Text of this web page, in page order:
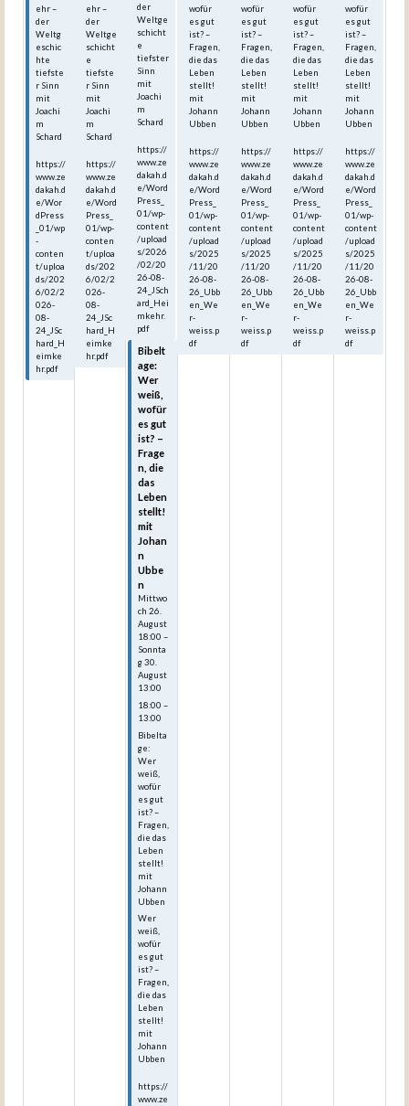
ehr –
der
Weltg
eschic
hte
tiefste
r Sinn
mit
Joachi
m
Schard
https://
www.ze
dakah.d
e/Wor
dPress
_01/wp
-
conten
t/uploa
ds/202
6/02/2
026-
08-
24_JSc
hard_H
eimke
hr.pdf
ehr –
der
Weltge
schicht
e
tiefste
r Sinn
mit
Joachi
m
Schard
https://
www.ze
dakah.d
e/Word
Press_
01/wp-
conten
t/uploa
ds/202
6/02/2
026-
08-
24_JSc
hard_H
eimke
hr.pdf
der
Weltge
schicht
e
tiefster
Sinn
mit
Joachi
m
Schard
https://
www.ze
dakah.d
e/Word
Press_
01/wp-
content
/upload
s/2026
/02/20
26-08-
24_JSch
ard_Hei
mkehr.
pdf
Bibelt
age:
Wer
weiß,
wofür
es gut
ist? –
Frage
n, die
das
Leben
stellt!
mit
Johan
n
Ubbe
n
Mittwo
ch 26.
August
18:00 –
Sonnta
g30.
August
13:00
18:00 –
13:00
Bibelta
ge:
Wer
weiß,
wofür
es gut
ist? –
Fragen,
die das
Leben
stellt!
mit
Johann
Ubben
Wer
weiß,
wofür
es gut
ist? –
Fragen,
die das
Leben
stellt!
mit
Johann
Ubben
https://
www.ze
wofür
es gut
ist? –
Fragen,
die das
Leben
stellt!
mit
Johann
Ubben
https://
www.ze
dakah.d
e/Word
Press_
01/wp-
content
/upload
s/2025
/11/20
26-08-
26_Ubb
en_We
r-
weiss.p
df
wofür
es gut
ist? –
Fragen,
die das
Leben
stellt!
mit
Johann
Ubben
https://
www.ze
dakah.d
e/Word
Press_
01/wp-
content
/upload
s/2025
/11/20
26-08-
26_Ubb
en_We
r-
weiss.p
df
wofür
es gut
ist? –
Fragen,
die das
Leben
stellt!
mit
Johann
Ubben
https://
www.ze
dakah.d
e/Word
Press_
01/wp-
content
/upload
s/2025
/11/20
26-08-
26_Ubb
en_We
r-
weiss.p
df
wofür
es gut
ist? –
Fragen,
die das
Leben
stellt!
mit
Johann
Ubben
https://
www.ze
dakah.d
e/Word
Press_
01/wp-
content
/upload
s/2025
/11/20
26-08-
26_Ubb
en_We
r-
weiss.p
df